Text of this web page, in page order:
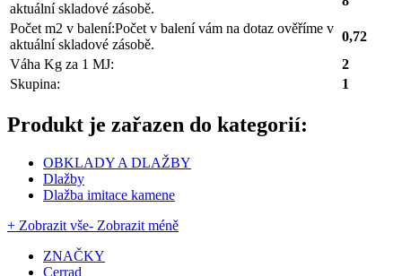
aktuální skladové zásobě.
Počet m2 v balení:Počet v balení vám na dotaz ověříme v
aktuální skladové zásobě.
0,72
Váha Kg za 1 MJ:
2
Skupina:
1
Produkt je zařazen do kategorií:
OBKLADY A DLAŽBY
Dlažby
Dlažba imitace kamene
+ Zobrazit vše- Zobrazit méně
ZNAČKY
Cerrad